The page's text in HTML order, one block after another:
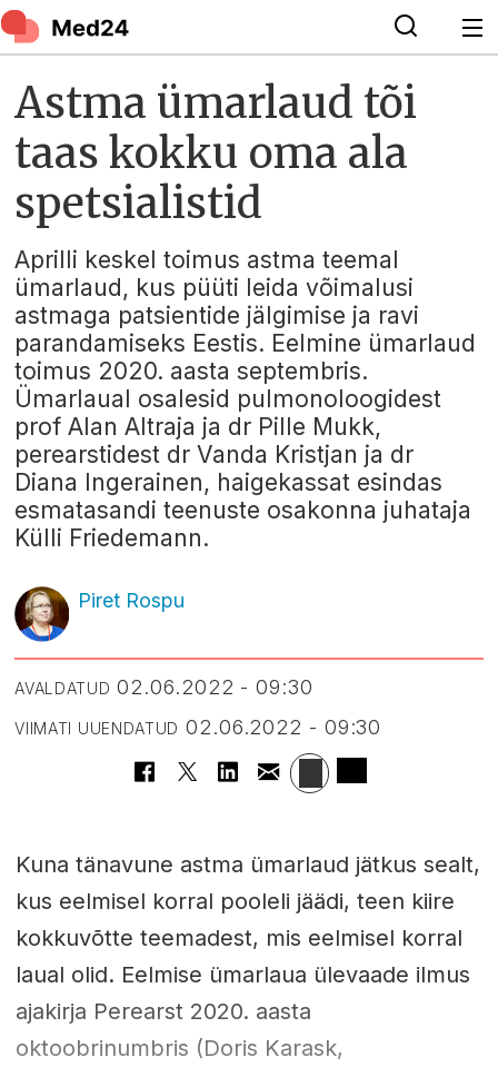
Astma ümarlaud tõi
taas kokku oma ala
spetsialistid
Aprilli keskel toimus astma teemal
ümarlaud, kus püüti leida võimalusi
astmaga patsientide jälgimise ja ravi
parandamiseks Eestis. Eelmine ümarlaud
toimus 2020. aasta septembris.
Ümarlaual osalesid pulmonoloogidest
prof Alan Altraja ja dr Pille Mukk,
perearstidest dr Vanda Kristjan ja dr
Diana Ingerainen, haigekassat esindas
esmatasandi teenuste osakonna juhataja
Külli Friedemann.
Piret Rospu
AVALDATUD 02.06.2022 - 09:30
VIIMATI UUENDATUD 02.06.2022 - 09:30
Kuna tänavune astma ümarlaud jätkus sealt,
kus eelmisel korral pooleli jäädi, teen kiire
kokkuvõtte teemadest, mis eelmisel korral
laual olid. Eelmise ümarlaua ülevaade ilmus
ajakirja Perearst 2020. aasta
oktoobrinumbris (Doris Karask,